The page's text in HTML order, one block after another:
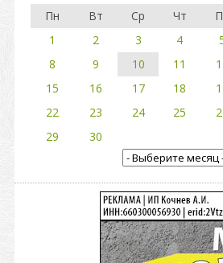
Пн
Вт Ср Чт
1
2 3 4
8
9 10 11
15
16 17 18
22
23 24 25
29
30